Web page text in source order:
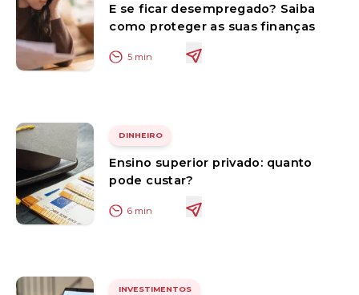
E se ficar desempregado? Saiba
como proteger as suas finanças
5 min
DINHEIRO
Ensino superior privado: quanto
pode custar?
6 min
INVESTIMENTOS